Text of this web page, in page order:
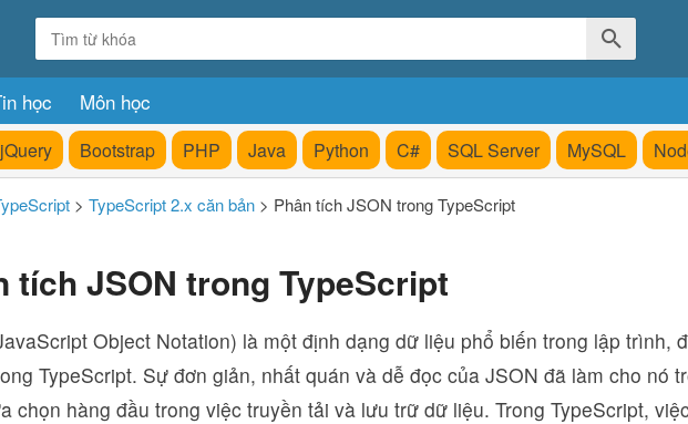
học Môn học
jQuery Bootstrap PHP Java Python C# SQL Server MySQL
> TypeScript 2.x căn bản > Phân tích JSON trong TypeScript
tích JSON trong TypeScript
Object Notation) là một định dạng dữ liệu phổ biến trong lập trình,
TypeScript. Sự đơn giản, nhất quán và dễ đọc của JSON đã làm cho nó
chọn hàng đầu trong việc truyền tải và lưu trữ dữ liệu. Trong TypeScript,